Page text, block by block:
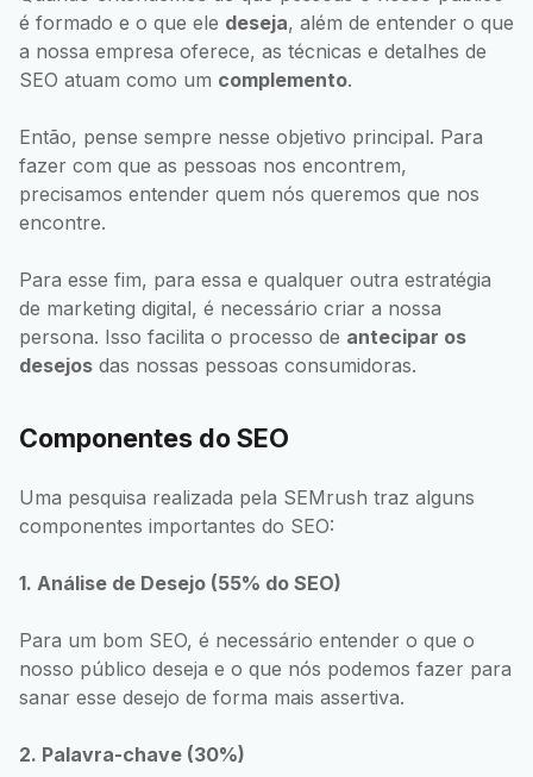
é formado e o que ele deseja, além de entender o que
a nossa empresa oferece, as técnicas e detalhes de
SEO atuam como um complemento.
Então, pense sempre nesse objetivo principal. Para
fazer com que as pessoas nos encontrem,
precisamos entender quem nós queremos que nos
encontre.
Para esse fim, para essa e qualquer outra estratégia
de marketing digital, é necessário criar a nossa
persona. Isso facilita o processo de antecipar os
desejos das nossas pessoas consumidoras.
Componentes do SEO
Uma pesquisa realizada pela SEMrush traz alguns
componentes importantes do SEO:
1. Análise de Desejo (55% do SEO)
Para um bom SEO, é necessário entender o que o
nosso público deseja e o que nós podemos fazer para
sanar esse desejo de forma mais assertiva.
2. Palavra-chave (30%)